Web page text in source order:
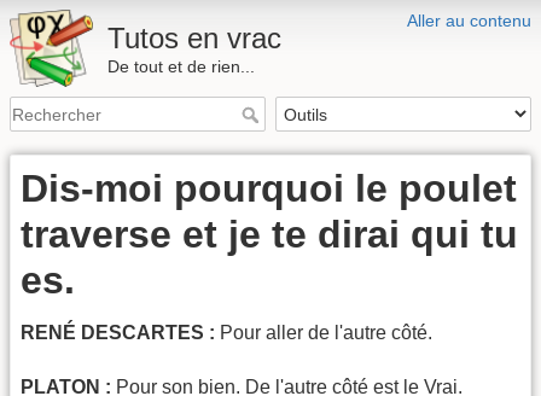
Aller au contenu
Tutos en vrac
De tout et de rien...
Dis-moi pourquoi le poulet
traverse et je te dirai qui tu
es.
RENÉ DESCARTES : Pour aller de l'autre côté.
PLATON : Pour son bien. De l'autre côté est le Vrai.